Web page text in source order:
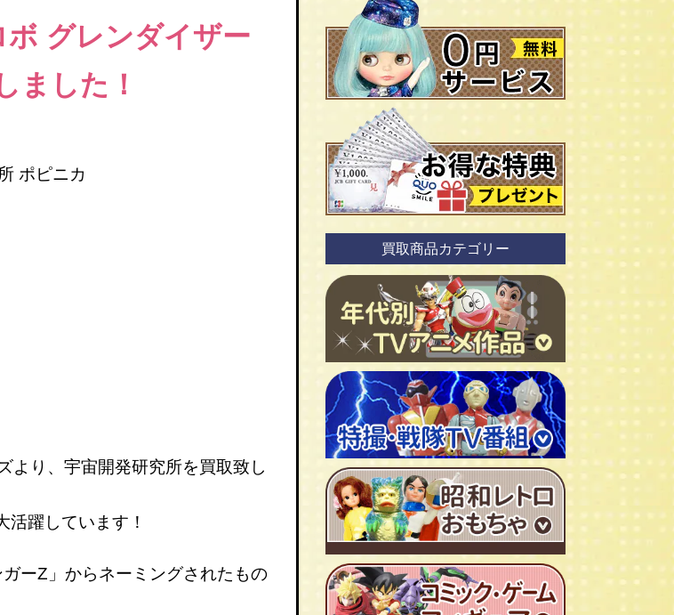
ボ グレンダイザー
ました！
ポピニカ
より、宇宙開発研究所を買取致し
躍しています！
ーZ」からネーミングされたもの
買取商品カテゴリー
ＴＶアニメ作品 1960年代
ＴＶアニメ作品 1970年代
ＴＶアニメ作品 1980年代
特撮・戦隊 TV番組 1960年代